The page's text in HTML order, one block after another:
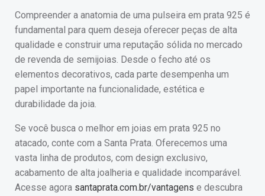
Compreender a anatomia de uma pulseira em prata 925 é
fundamental para quem deseja oferecer peças de alta
qualidade e construir uma reputação sólida no mercado
de revenda de semijoias. Desde o fecho até os
elementos decorativos, cada parte desempenha um
papel importante na funcionalidade, estética e
durabilidade da joia.
Se você busca o melhor em joias em prata 925 no
atacado, conte com a Santa Prata. Oferecemos uma
vasta linha de produtos, com design exclusivo,
acabamento de alta joalheria e qualidade incomparável.
Acesse agora santaprata.com.br/vantagens e descubra